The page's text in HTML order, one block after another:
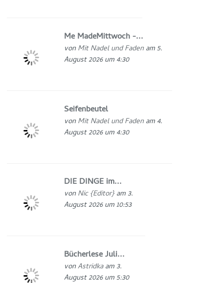
Me MadeMittwoch -...
vonMit Nadel und Fadenam 5.
August 2026 um 4:30
Seifenbeutel
vonMit Nadel und Fadenam 4.
August 2026 um 4:30
DIE DINGE im...
vonNic {Editor} am 3.
August 2026 um 10:53
Bücherlese Juli...
vonAstridkaam 3.
August 2026 um 5:30